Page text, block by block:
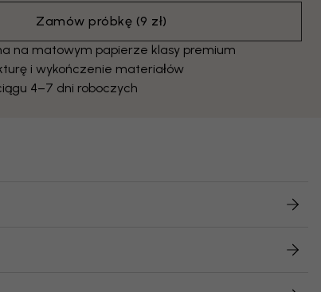
Zamów próbkę (9 zł)
na matowym papierze klasy premium
i wykończenie materiałów
4–7 dni roboczych